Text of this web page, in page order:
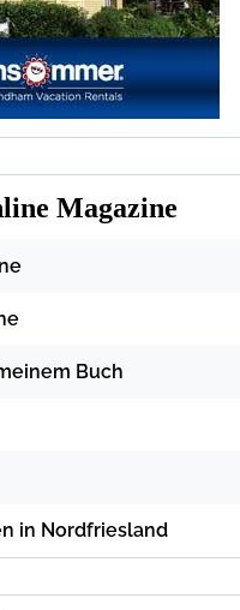
Magazine
Buch
in Nordfriesland